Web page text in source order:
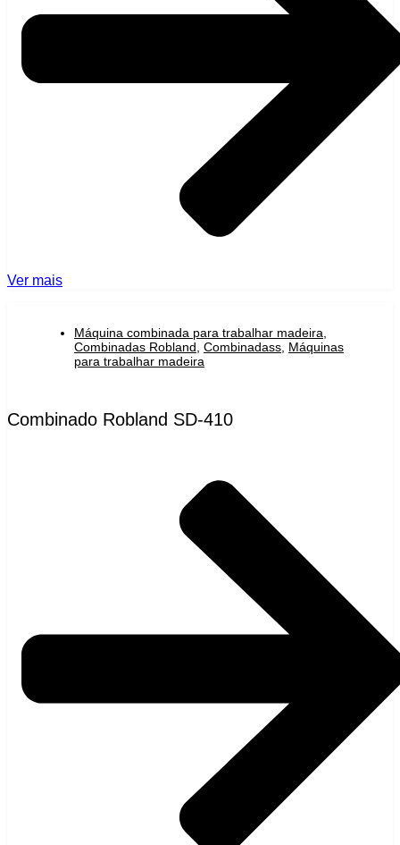
Ver mais
Máquina combinada para trabalhar madeira,
Combinadas Robland, Combinadass, Máquinas
para trabalhar madeira
Combinado Robland SD-410